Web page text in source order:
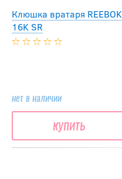
Клюшка вратаря REEBOK
16K SR
нет в наличии
купить